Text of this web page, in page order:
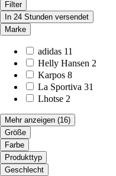
Filter
In 24 Stunden versendet
Marke
adidas 11
Helly Hansen 2
Karpos 8
La Sportiva 31
Lhotse 2
Mehr anzeigen (16)
Größe
Farbe
Produkttyp
Geschlecht